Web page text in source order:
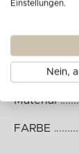
Material
FARBE
Einstellungen.
Nein,